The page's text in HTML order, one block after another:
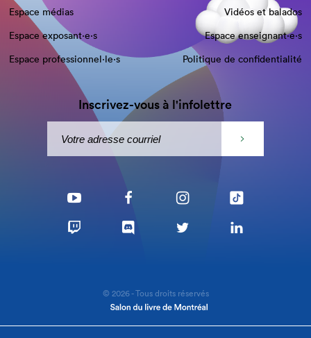
Espace médias
Vidéos et balados
Espace exposant·e⋅s
Espace enseignant·e⋅s
Espace professionnel·le⋅s
Politique de confidentialité
Inscrivez-vous à l'infolettre
© 2026 - Tous droits réservés